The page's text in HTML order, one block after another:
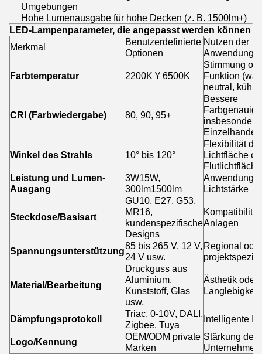
Umgebungen
Hohe Lumenausgabe für hohe Decken (z. B. 1500lm+)
LED-Lampenparameter, die angepasst werden können
Merkmal
Benutzerdefinierte
Optionen
Nutzen der
Anwendung
Farbtemperatur 2200K ¥ 6500K
Stimmung
Funktion
neutral, kühl)
CRI (Farbwiedergabe) 80, 90, 95+
Bessere
insbesondere
Einzelhandel
Winkel des Strahls 10° bis 120°
Flexibilität der
Lichtfläche
Flutlichtfläche
Leistung und Lumen-
Ausgang
3W15W,
300lm1500lm
Lichtstärke
Steckdose/Basisart
GU10, E27, G53,
MR16,
kundenspezifische
Designs
Kompatibilität
Anlagen
Spannungsunterstützung85 bis 265 V, 12 V,
24 V usw.
Regional oder
Material/Bearbeitung
Druckguss aus
Aluminium,
Kunststoff, Glas
usw.
Ästhetik oder
Langlebigkeit
Dämpfungsprotokoll
Triac, 0-10V, DALI,
Zigbee, Tuya
Intelligente
Logo/Kennung
OEM/ODM private
Marken
Stärkung der